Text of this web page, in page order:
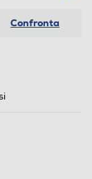
Confronta